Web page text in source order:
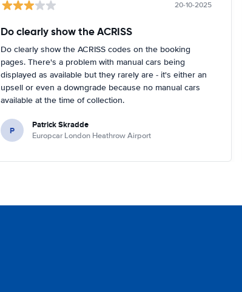
20-10-2025
Do clearly show the ACRISS
Do clearly show the ACRISS codes on the booking
pages. There's a problem with manual cars being
displayed as available but they rarely are - it's either an
upsell or even a downgrade because no manual cars
available at the time of collection.
P Patrick Skradde
Europcar London Heathrow Airport